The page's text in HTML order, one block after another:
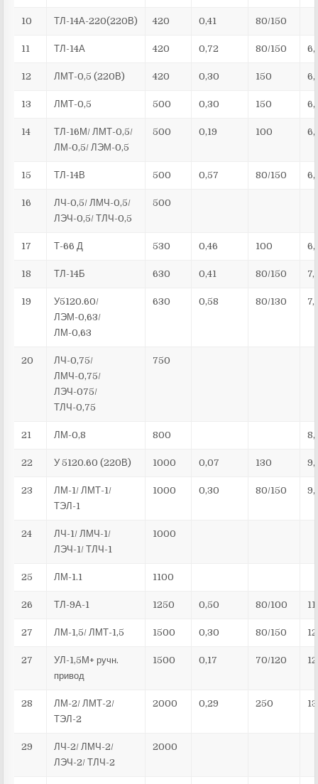
10 ТЛ-14А-220(220В) 420 0,41 80/150
11 ТЛ-14А 420 0,72 80/150
12 ЛМТ-0,5 (220В) 420 0,30 150
13 ЛМТ-0,5 500 0,30 150
14
ТЛ-16М/ ЛМТ-0,5/
ЛМ-0,5/ ЛЭМ-0,5
500 0,19 100
15 ТЛ-14В 500 0,57 80/150
16
ЛЧ-0,5/ ЛМЧ-0,5/
ЛЭЧ-0,5/ ТЛЧ-0,5
500
17 Т-66 Д 530 0,46 100
18 ТЛ-14Б 630 0,41 80/150
19
У5120.60/
ЛЭМ-0,63/
ЛМ-0,63
630 0,58 80/130
20
ЛЧ-0,75/
ЛМЧ-0,75/
ЛЭЧ-075/
ТЛЧ-0,75
750
21 ЛМ-0,8 800
22 У 5120.60 (220В) 1000 0,07 130
23
ЛМ-1/ ЛМТ-1/
ТЭЛ-1
1000 0,30 80/150
24
ЛЧ-1/ ЛМЧ-1/
ЛЭЧ-1/ ТЛЧ-1
1000
25 ЛМ-1.1 1100
26 ТЛ-9А-1 1250 0,50 80/100
27 ЛМ-1,5/ ЛМТ-1,5 1500 0,30 80/150
27
УЛ-1,5М+ ручн.
привод
1500 0,17 70/120
28
ЛМ-2/ ЛМТ-2/
ТЭЛ-2
2000 0,29 250
29
ЛЧ-2/ ЛМЧ-2/
ЛЭЧ-2/ ТЛЧ-2
2000